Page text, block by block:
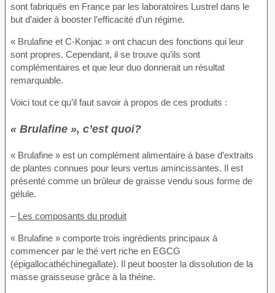
sont fabriqués en France par les laboratoires Lustrel dans le
but d’aider à booster l’efficacité d’un régime.
« Brulafine et C-Konjac » ont chacun des fonctions qui leur
sont propres. Cependant, il se trouve qu’ils sont
complémentaires et que leur duo donnerait un résultat
remarquable.
Voici tout ce qu’il faut savoir à propos de ces produits :
« Brulafine », c’est quoi?
« Brulafine » est un complément alimentaire à base d’extraits
de plantes connues pour leurs vertus amincissantes. Il est
présenté comme un brûleur de graisse vendu sous forme de
gélule.
– Les composants du produit
« Brulafine » comporte trois ingrédients principaux à
commencer par le thé vert riche en EGCG
(épigallocathéchinegallate). Il peut booster la dissolution de la
masse graisseuse grâce à la théine.